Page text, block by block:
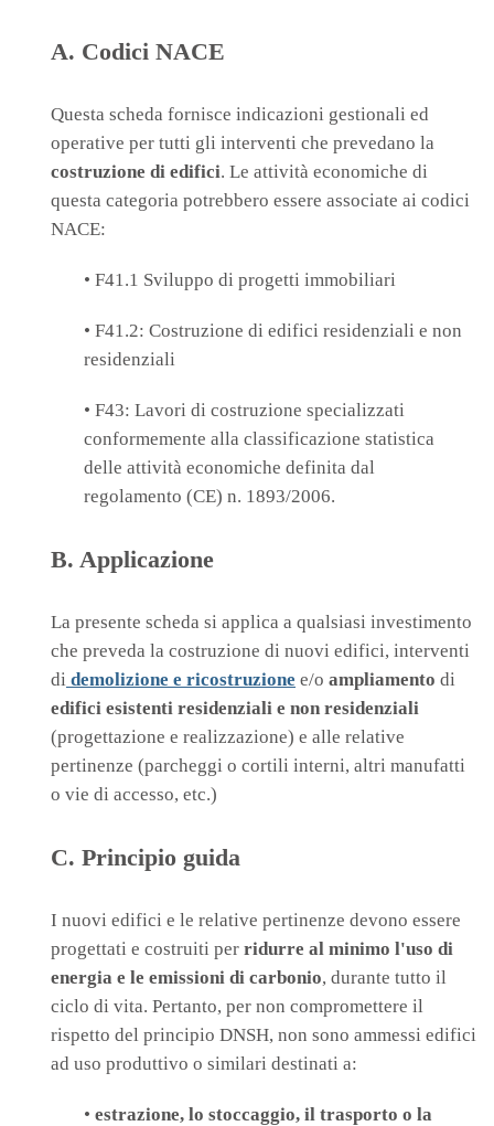
A. Codici NACE
Questa scheda fornisce indicazioni gestionali ed
operative per tutti gli interventi che prevedano la
costruzione di edifici. Le attività economiche di
questa categoria potrebbero essere associate ai codici
NACE:
• F41.1 Sviluppo di progetti immobiliari
• F41.2: Costruzione di edifici residenziali e non
residenziali
• F43: Lavori di costruzione specializzati
conformemente alla classificazione statistica
delle attività economiche definita dal
regolamento (CE) n. 1893/2006.
B. Applicazione
La presente scheda si applica a qualsiasi investimento
che preveda la costruzione di nuovi edifici, interventi
di demolizione e ricostruzione e/o ampliamento di
edifici esistenti residenziali e non residenziali
(progettazione e realizzazione) e alle relative
pertinenze (parcheggi o cortili interni, altri manufatti
o vie di accesso, etc.)
C. Principio guida
I nuovi edifici e le relative pertinenze devono essere
progettati e costruiti per ridurre al minimo l'uso di
energia e le emissioni di carbonio, durante tutto il
ciclo di vita. Pertanto, per non compromettere il
rispetto del principio DNSH, non sono ammessi edifici
ad uso produttivo o similari destinati a:
• estrazione, lo stoccaggio, il trasporto o la